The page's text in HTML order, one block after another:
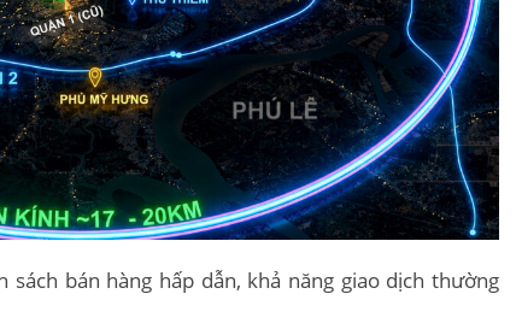
bán hàng hấp dẫn, khả năng giao dịch thường